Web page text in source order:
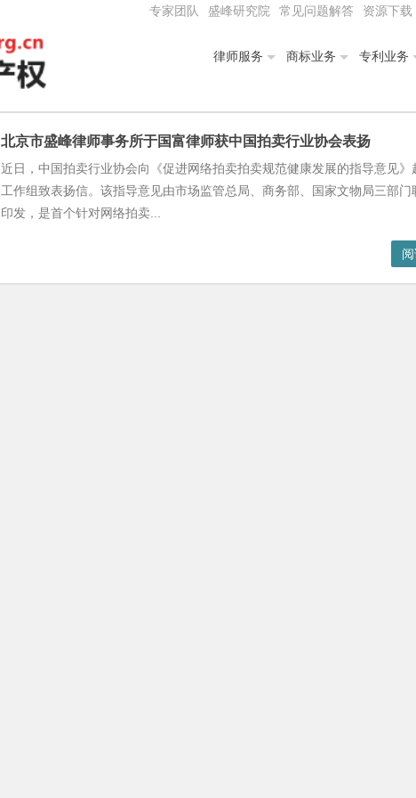
专家团队 盛峰研究院 常见问题解答 资源下载
律师服务 商标业务 专利业务
北京市盛峰律师事务所于国富律师获中国拍卖行业协会表扬
近日，中国拍卖行业协会向《促进网络拍卖拍卖规范健康发展的指导意见》
工作组致表扬信。该指导意见由市场监管总局、商务部、国家文物局三部门
印发，是首个针对网络拍卖...